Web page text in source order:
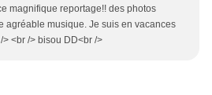
magnifique reportage!! des photos
agréable musique. Je suis en vacances
> <br /> bisou DD<br />